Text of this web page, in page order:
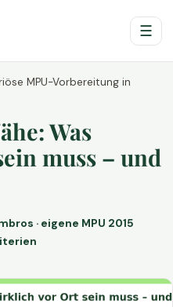
☰
MPU-Vorbereitung in
Was
muss – und
· eigene MPU 2015